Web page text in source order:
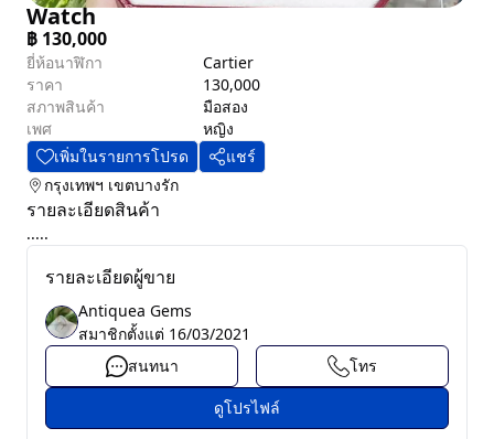
Watch
฿ 130,000
ยี่ห้อนาฬิกา
Cartier
ราคา
130,000
สภาพสินค้า
มือสอง
เพศ
หญิง
เพิ่มในรายการโปรด
แชร์
กรุงเทพฯ เขตบางรัก
รายละเอียดสินค้า
.....
รายละเอียดผู้ขาย
Antiquea Gems
สมาชิกตั้งแต่ 16/03/2021
สนทนา
โทร
ดูโปรไฟล์